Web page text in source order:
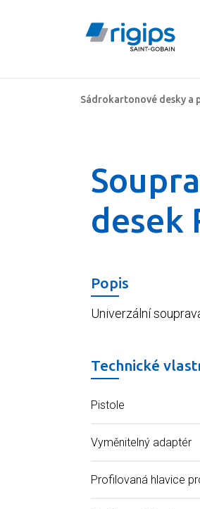
Sádrokartonové desky a
desek
Popis
Univerzální
Technické
Pistole
Vyměnitelný adaptér
Profilovaná hlavice